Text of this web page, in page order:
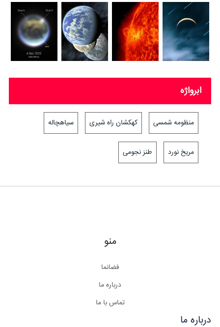
ابرواژه
منظومه شمسی کهکشان راه شیری سیاهچاله
مریخ نورد طنز نجومی
منو
فضانما
درباره ما
تماس با ما
درباره ما